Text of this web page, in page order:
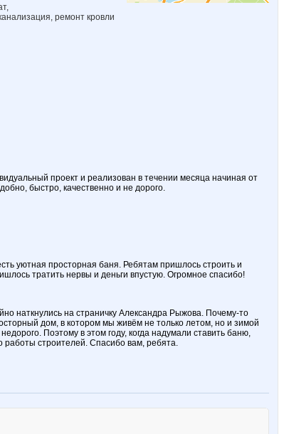
ремонт кровли
проект и реализован в течении месяца начиная от
быстро, качественно и не дорого.
уютная просторная баня. Ребятам пришлось строить и
тратить нервы и деньги впустую. Огромное спасибо!
наткнулись на страничку Александра Рыжова. Почему-то
дом, в котором мы живём не только летом, но и зимой
Поэтому в этом году, когда надумали ставить баню,
работы строителей. Спасибо вам, ребята.